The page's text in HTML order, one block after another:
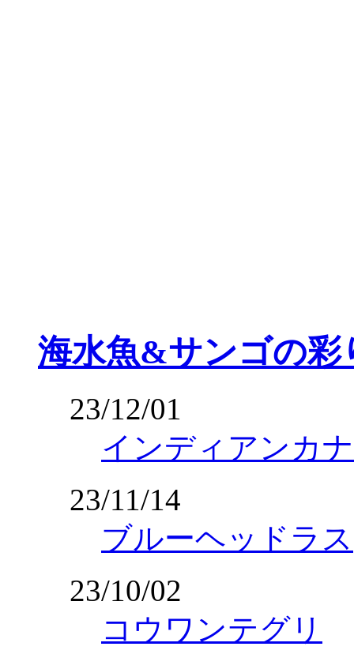
海水魚&サンゴの
23/12/01
インディアンカ
23/11/14
ブルーヘッドラス
23/10/02
コウワンテグリ